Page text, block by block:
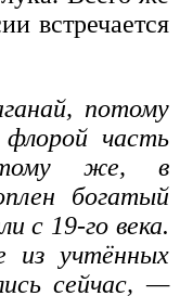
встречается
потому
часть
же, в
богатый
с 19-го века.
из учтённых
сейчас, —